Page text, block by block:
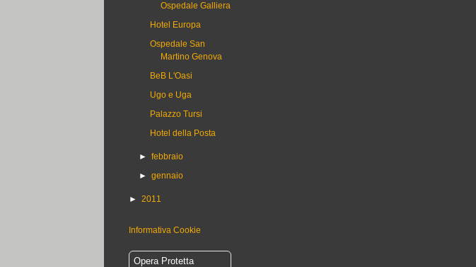
Ospedale Galliera
Hotel Europa
Ospedale San
Martino Genova
BeB L'Oasi
Ugo e Uga
Palazzo Tursi
Hotel della Posta
►febbraio
►gennaio
► 2011
Informativa Cookie
Opera Protetta